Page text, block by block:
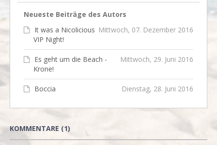
Neueste Beiträge des Autors
Mittwoch, 07. Dezember 2016
It was a Nicolicious
VIP Night!
Mittwoch, 29. Juni 2016
Es geht um die Beach -
Krone!
Dienstag, 28. Juni 2016
Boccia
KOMMENTARE 1